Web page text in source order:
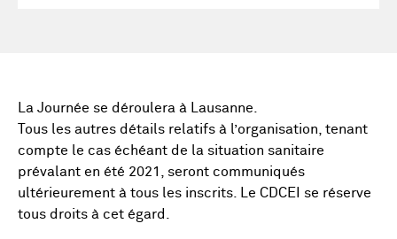
La Journée se déroulera à Lausanne.
Tous les autres détails relatifs à l’organisation, tenant
compte le cas échéant de la situation sanitaire
prévalant en été 2021, seront communiqués
ultérieurement à tous les inscrits. Le CDCEI se réserve
tous droits à cet égard.